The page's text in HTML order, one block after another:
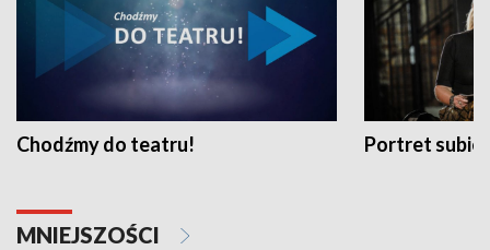
Chodźmy do teatru! Portret
MNIEJSZOŚCI